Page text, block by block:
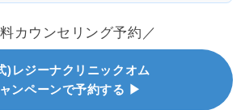
カウンセリング予約／
)レジーナクリニックオム
ンペーンで予約する ▶